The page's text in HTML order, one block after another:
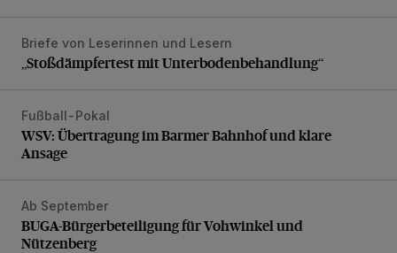
„Stoßdämpfertest mit Unterbodenbehandlung“
Briefe von Leserinnen und Lesern
„Stoßdämpfertest mit Unterbodenbehandlung“
WSV: Übertragung im Barmer Bahnhof und klare Ansage
Fußball-Pokal
WSV: Übertragung im Barmer Bahnhof und klare
Ansage
BUGA-Bürgerbeteiligung für Vohwinkel und Nützenberg
Ab September
BUGA-Bürgerbeteiligung für Vohwinkel und
Nützenberg